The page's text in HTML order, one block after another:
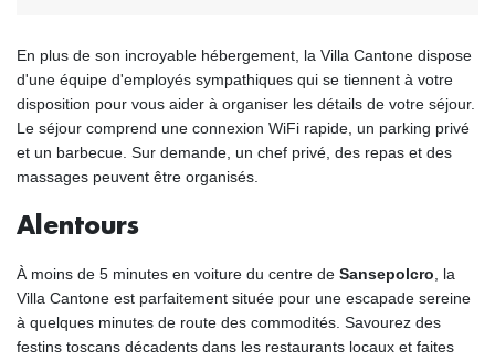
En plus de son incroyable hébergement, la Villa Cantone dispose
d'une équipe d'employés sympathiques qui se tiennent à votre
disposition pour vous aider à organiser les détails de votre séjour.
Le séjour comprend une connexion WiFi rapide, un parking privé
et un barbecue. Sur demande, un chef privé, des repas et des
massages peuvent être organisés.
Alentours
À moins de 5 minutes en voiture du centre de Sansepolcro, la
Villa Cantone est parfaitement située pour une escapade sereine
à quelques minutes de route des commodités. Savourez des
festins toscans décadents dans les restaurants locaux et faites